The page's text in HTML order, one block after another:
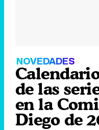
NOVEDADES
de las
en la
Diego de